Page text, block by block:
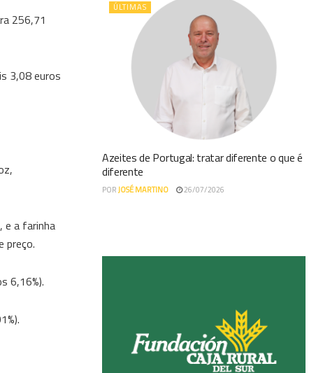
256,71
3,08 euros
e a farinha
preço.
6,16%).
ÚLTIMAS
Azeites de Portugal: tratar diferente o que é
diferente
PORJOSÉ MARTINO 26/07/2026